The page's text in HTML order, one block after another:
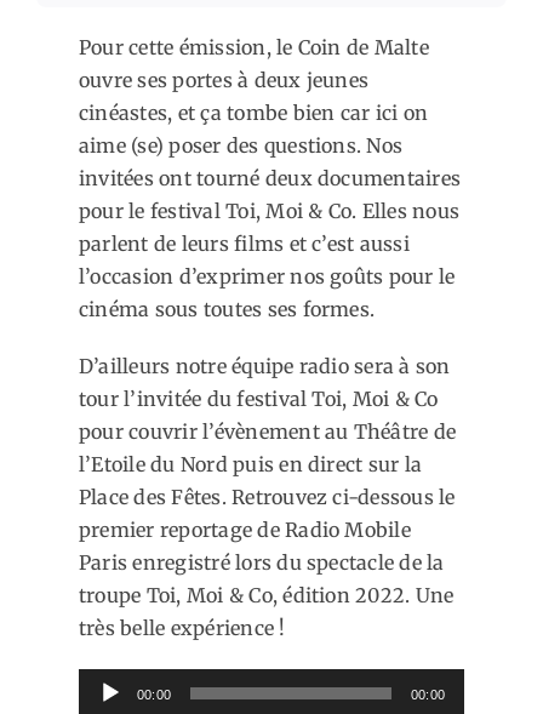
Pour cette émission, le Coin de Malte
ouvre ses portes à deux jeunes
cinéastes, et ça tombe bien car ici on
aime (se) poser des questions. Nos
invitées ont tourné deux documentaires
pour le festival Toi, Moi & Co. Elles nous
parlent de leurs films et c’est aussi
l’occasion d’exprimer nos goûts pour le
cinéma sous toutes ses formes.
D’ailleurs notre équipe radio sera à son
tour l’invitée du festival Toi, Moi & Co
pour couvrir l’évènement au Théâtre de
l’Etoile du Nord puis en direct sur la
Place des Fêtes. Retrouvez ci-dessous le
premier reportage de Radio Mobile
Paris enregistré lors du spectacle de la
troupe Toi, Moi & Co, édition 2022. Une
très belle expérience !
Lecteur00:00 00:00